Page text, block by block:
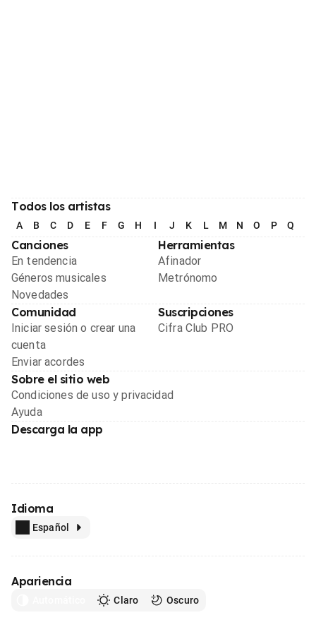
Todos los artistas
A B C D E F G H I J K L M N O P Q
Canciones
En tendencia
Géneros musicales
Novedades
Herramientas
Afinador
Metrónomo
Comunidad
Iniciar sesión o crear una
cuenta
Enviar acordes
Suscripciones
Cifra Club PRO
Sobre el sitio web
Condiciones de uso y privacidad
Ayuda
Descarga la app
Idioma
Español
Apariencia
Claro Oscuro